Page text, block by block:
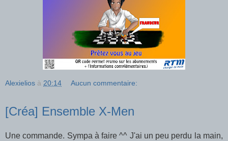
Alexielios à 20:14 Aucun commentaire:
[Créa] Ensemble X-Men
Une commande. Sympa à faire ^^ J'ai un peu perdu la main,